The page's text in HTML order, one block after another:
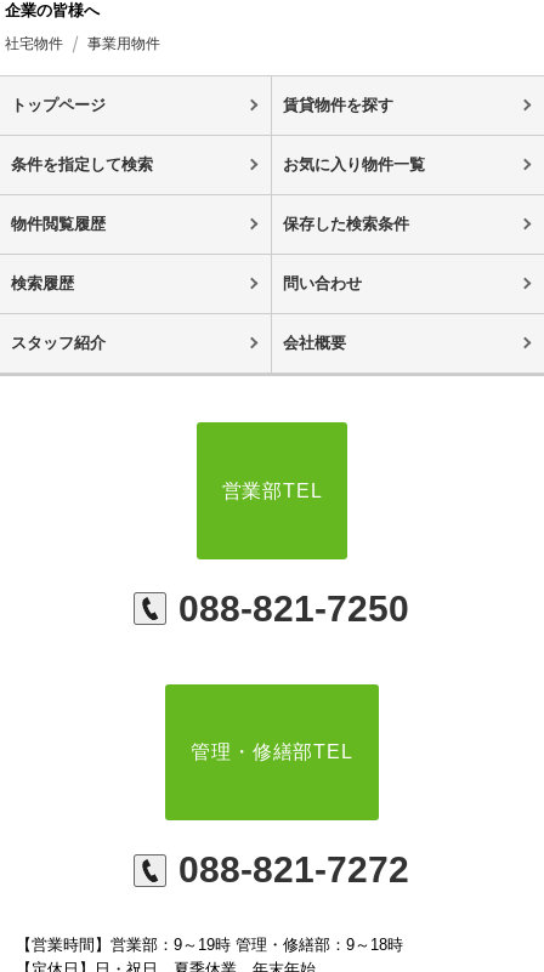
企業の皆様へ
社宅物件 事業用物件
トップページ 賃貸物件を探す
条件を指定して検索 お気に入り物件一覧
物件閲覧履歴 保存した検索条件
検索履歴 問い合わせ
スタッフ紹介 会社概要
営業部TEL
088-821-7250
管理・修繕部TEL
088-821-7272
【営業時間】営業部：9～19時 管理・修繕部：9～18時